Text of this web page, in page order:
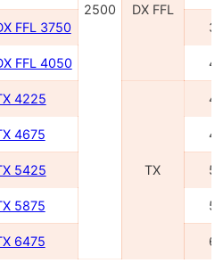
2500 DX FFL
FFL 3750
FFL 4050
4225
TX
4675
5425
5875
6475